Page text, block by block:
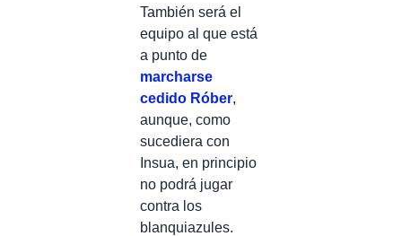
También será el
equipo al que está
a punto de
marcharse
cedido Róber,
aunque, como
sucediera con
Insua, en principio
no podrá jugar
contra los
blanquiazules.